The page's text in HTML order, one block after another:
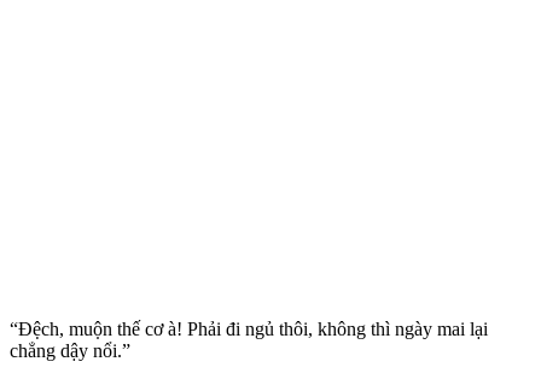
“Đệch, muộn thế cơ à! Phải đi ngủ thôi, không thì ngày mai lại
chẳng dậy nổi.”